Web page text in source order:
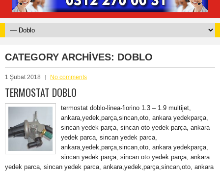
CATEGORY ARCHIVES: DOBLO
1 Şubat 2018 No comments
TERMOSTAT DOBLO
termostat doblo-linea-fiorino 1.3 – 1.9 multijet,
ankara,yedek,parça,sincan,oto, ankara yedekparça,
sincan yedek parça, sincan oto yedek parça, ankara
yedek parca, sincan yedek parca,
ankara,yedek,parça,sincan,oto, ankara yedekparça,
sincan yedek parça, sincan oto yedek parça, ankara
yedek parca, sincan yedek parca, ankara,yedek,parça,sincan,oto, ankara